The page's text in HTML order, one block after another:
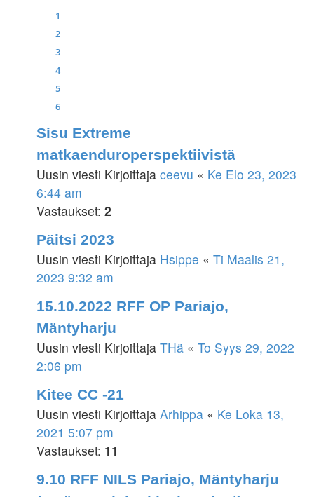
1
2
3
4
5
6
Sisu Extreme
matkaenduroperspektiivistä
Uusin viesti Kirjoittaja ceevu « Ke Elo 23, 2023
6:44 am
Vastaukset: 2
Päitsi 2023
Uusin viesti Kirjoittaja Hsippe « Ti Maalis 21,
2023 9:32 am
15.10.2022 RFF OP Pariajo,
Mäntyharju
Uusin viesti Kirjoittaja THä « To Syys 29, 2022
2:06 pm
Kitee CC -21
Uusin viesti Kirjoittaja Arhippa « Ke Loka 13,
2021 5:07 pm
Vastaukset: 11
9.10 RFF NILS Pariajo, Mäntyharju